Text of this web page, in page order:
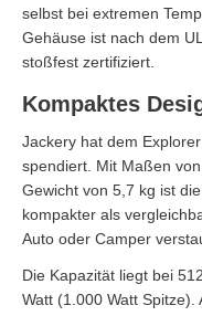
selbst bei extremen
Gehäuse ist nach dem
stoßfest zertifiziert.
Kompaktes
Jackery hat dem
spendiert. Mit Maßen
Gewicht von 5,7 kg ist
kompakter als
Auto oder Camper
Die Kapazität liegt bei
Watt (1.000 Watt Spitze).